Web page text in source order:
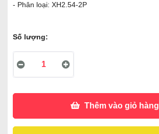
- Phân loại: XH2.54-2P
Số lượng:
Thêm vào giỏ hàng